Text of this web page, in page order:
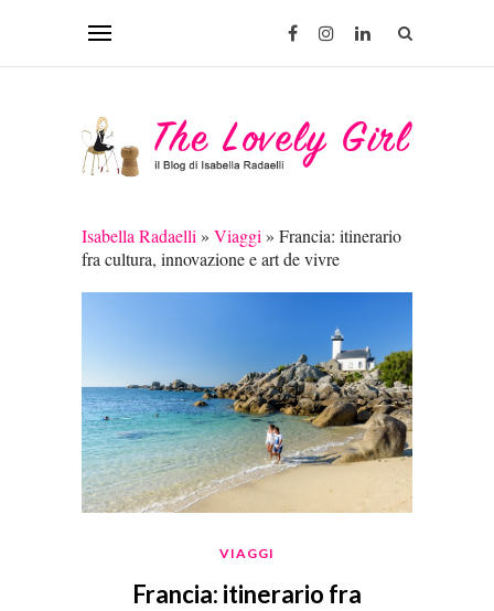
Isabella Radaelli » Viaggi » Francia: itinerario
fra cultura, innovazione e art de vivre
VIAGGI
Francia: itinerario fra